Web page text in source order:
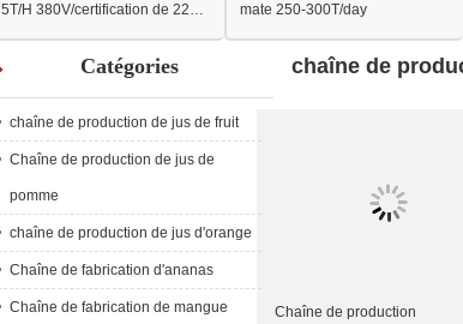
5T/H 380V/certification de 220V
mate 250-300T/day
Catégories
chaîne de production de jus de fruit
Chaîne de production de jus de
pomme
chaîne de production de jus d'orange
Chaîne de fabrication d'ananas
Chaîne de fabrication de mangue
chaîne de
Chaîne de production